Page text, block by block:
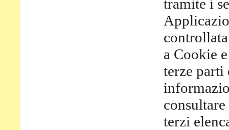
tramite i
a Cookie
terze parti
terzi